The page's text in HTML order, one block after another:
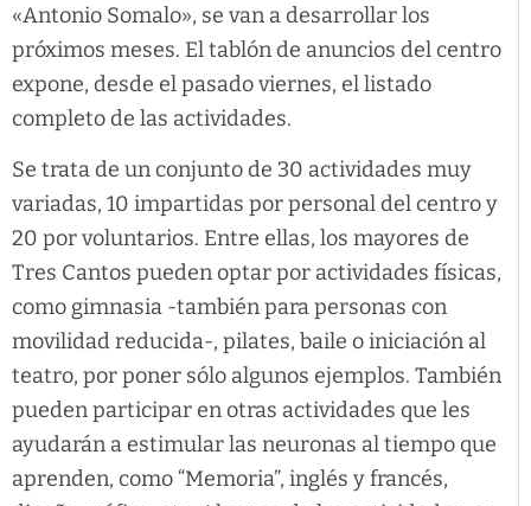
«Antonio Somalo», se van a desarrollar los
próximos meses. El tablón de anuncios del centro
expone, desde el pasado viernes, el listado
completo de las actividades.
Se trata de un conjunto de 30 actividades muy
variadas, 10 impartidas por personal del centro y
20 por voluntarios. Entre ellas, los mayores de
Tres Cantos pueden optar por actividades físicas,
como gimnasia -también para personas con
movilidad reducida-, pilates, baile o iniciación al
teatro, por poner sólo algunos ejemplos. También
pueden participar en otras actividades que les
ayudarán a estimular las neuronas al tiempo que
aprenden, como “Memoria”, inglés y francés,